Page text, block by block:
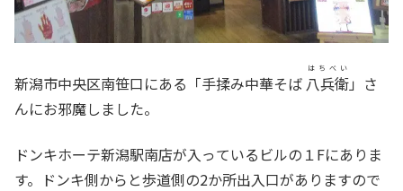
新潟市中央区南笹口にある「手揉み中華そば 八兵衛
はちべい
」さ
んにお邪魔しました。
ドンキホーテ新潟駅南店が入っているビルの１Fにありま
す。ドンキ側からと歩道側の2か所出入口がありますので